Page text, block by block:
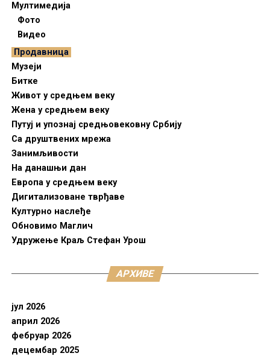
Мултимедија
Фото
Видео
Продавница
Музеји
Битке
Живот у средњем веку
Жена у средњем веку
Путуј и упознај средњовековну Србију
Са друштвених мрежа
Занимљивости
На данашњи дан
Европа у средњем веку
Дигитализоване тврђаве
Културно наслеђе
Обновимо Маглич
Удружење Краљ Стефан Урош
АРХИВЕ
јул 2026
април 2026
фебруар 2026
децембар 2025